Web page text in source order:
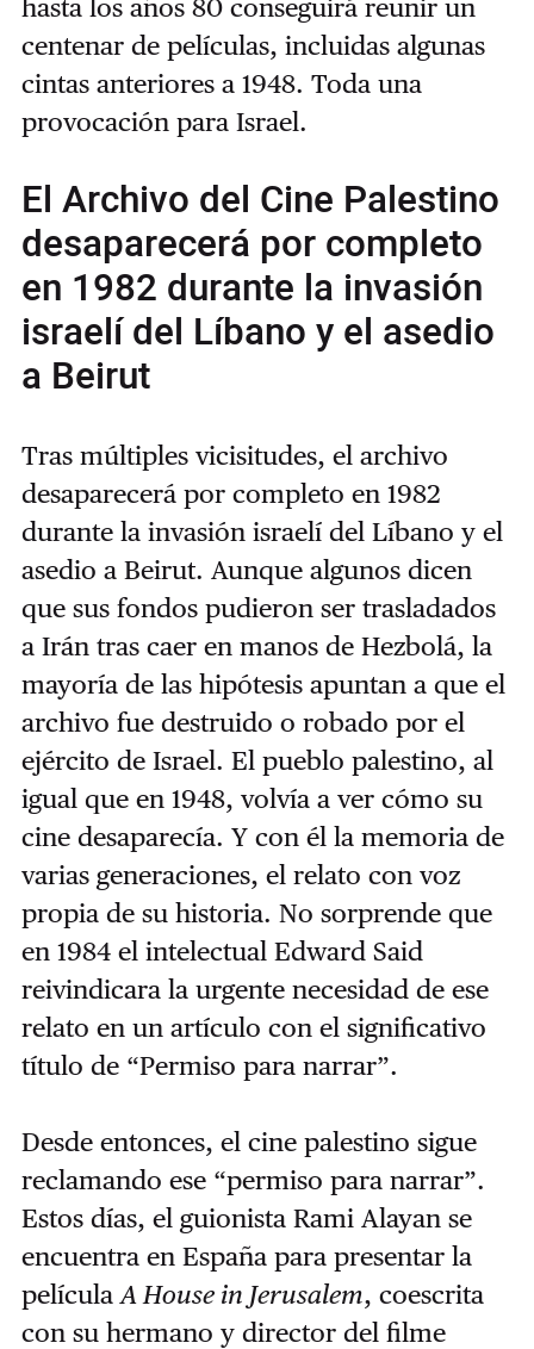
hasta los años 80 conseguirá reunir un
centenar de películas, incluidas algunas
cintas anteriores a 1948. Toda una
provocación para Israel.
El Archivo del Cine Palestino
desaparecerá por completo
en 1982 durante la invasión
israelí del Líbano y el asedio
a Beirut
Tras múltiples vicisitudes, el archivo
desaparecerá por completo en 1982
durante la invasión israelí del Líbano y el
asedio a Beirut. Aunque algunos dicen
que sus fondos pudieron ser trasladados
a Irán tras caer en manos de Hezbolá, la
mayoría de las hipótesis apuntan a que el
archivo fue destruido o robado por el
ejército de Israel. El pueblo palestino, al
igual que en 1948, volvía a ver cómo su
cine desaparecía. Y con él la memoria de
varias generaciones, el relato con voz
propia de su historia. No sorprende que
en 1984 el intelectual Edward Said
reivindicara la urgente necesidad de ese
relato en un artículo con el significativo
título de “Permiso para narrar”.
Desde entonces, el cine palestino sigue
reclamando ese “permiso para narrar”.
Estos días, el guionista Rami Alayan se
encuentra en España para presentar la
película A House in Jerusalem, coescrita
con su hermano y director del filme